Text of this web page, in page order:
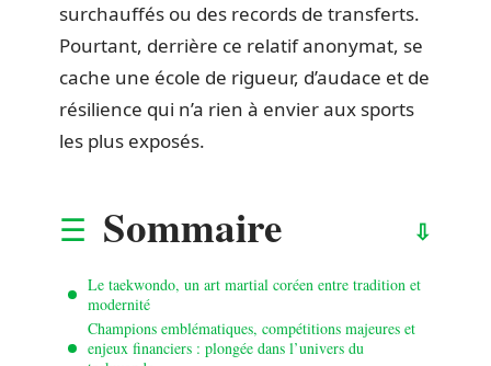
surchauffés ou des records de transferts.
Pourtant, derrière ce relatif anonymat, se
cache une école de rigueur, d’audace et de
résilience qui n’a rien à envier aux sports
les plus exposés.
Sommaire
Le taekwondo, un art martial coréen entre tradition et
modernité
Champions emblématiques, compétitions majeures et
enjeux financiers : plongée dans l’univers du